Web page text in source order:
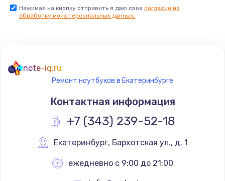
Заказать
Замена системы охлаждения
1395 руб.
Заказать
Замена термопасты
Нажимая на кнопку отправить я даю свое согласие на
обработку моих персональных данных.
note-iq.ru
Ремонт ноутбуков в Екатеринбурге
Контактная информация
+7 (343) 239-52-18
Екатеринбург, Бархотская ул., д. 1
ежедневно с 9:00 до 21:00